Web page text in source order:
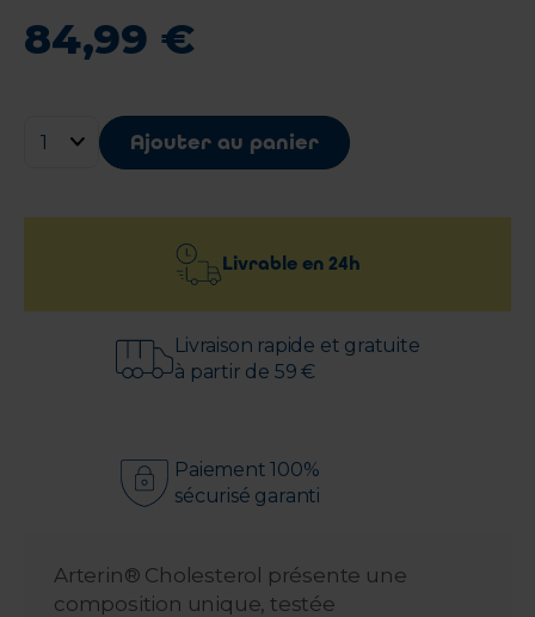
84,99 €
Ajouter au panier
Livrable en 24h
Livraison rapide et gratuite
à partir de 59 €
Paiement 100%
sécurisé garanti
Arterin® Cholesterol présente une
composition unique, testée